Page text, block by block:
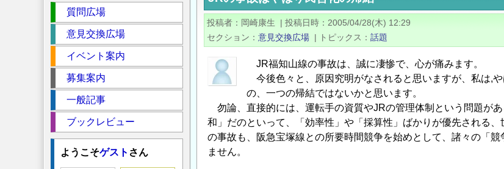
ず
投稿者 岡崎康生 | 投稿日時
2005/04/28(木) 12:29
セクション
意見交換広場 | トピックス 話題
JR福知山線の事故は、誠に凄惨で、心が痛みます。
今後色々と、原因究明がなされると思いますが、私は,
の、一つの帰結ではないかと思います。
勿論、直接的には、運転手の資質やJRの管理体制という問題が
和」だのといって、「効率性」や「採算性」ばかりが優先される
の事故も、阪急宝塚線との所要時間競争を始めとして、諸々の「
ません。
ク
シ
質問広場
意見交換広場
イベント案内
募集案内
一般記事
ブックレビュー
ようこそゲスト さん